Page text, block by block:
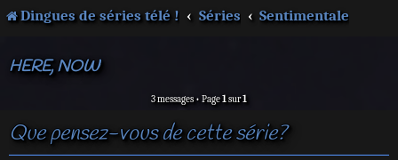
Dingues de séries télé ! Séries Sentimentale
HERE, NOW
3 messages • Page1sur1
Que pensez-vous de cette série?